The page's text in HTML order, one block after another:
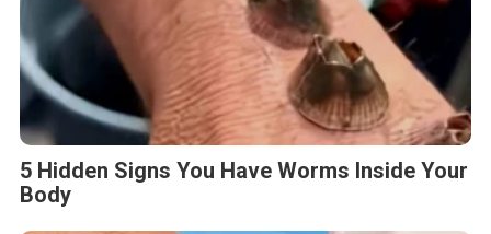
5 Hidden Signs You Have Worms Inside Your
Body